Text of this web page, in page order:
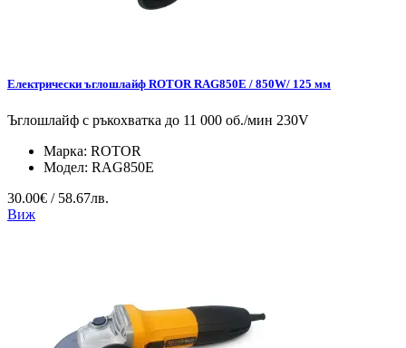
Електрически ъглошлайф ROTOR RAG850E / 850W/ 125 мм
Ъглошлайф с ръкохватка до 11 000 об./мин 230V
Марка: ROTOR
Модел: RAG850E
30.00€ / 58.67лв.
Виж